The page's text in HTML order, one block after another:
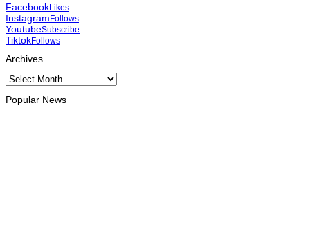
FacebookLikes
InstagramFollows
YoutubeSubscribe
TiktokFollows
Archives
Archives
Popular News